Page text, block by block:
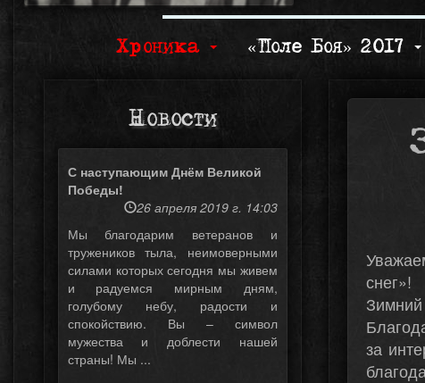
Хроника «Поле Боя» 2017
снег»!
за
Новости
С наступающим Днём Великой
Победы!
26 апреля 2019 г. 14:03
Мы благодарим ветеранов и
тружеников тыла, неимоверными
силами которых сегодня мы живем
и радуемся мирным дням,
голубому небу, радости и
спокойствию. Вы – символ
мужества и доблести нашей
страны! Мы ...